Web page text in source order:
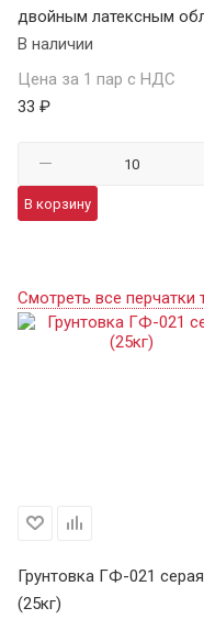
двойным латексным
В наличии
Цена за 1 пар с НДС
33 ₽
В корзину
Смотреть все перчатки
Грунтовка ГФ-021 серая
(25кг)